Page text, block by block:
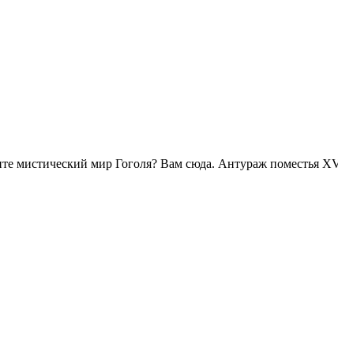
мир Гоголя? Вам сюда. Антураж поместья